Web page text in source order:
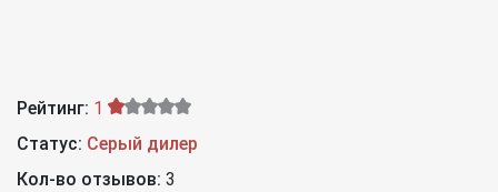
Рейтинг: 1
Статус: Серый дилер
Кол-во отзывов: 3